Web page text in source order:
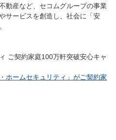
動産など、セコムグループの事業
サービスを創造し、社会に「安
ご契約家庭100万軒突破安心キャ
ホームセキュリティ」がご契約家